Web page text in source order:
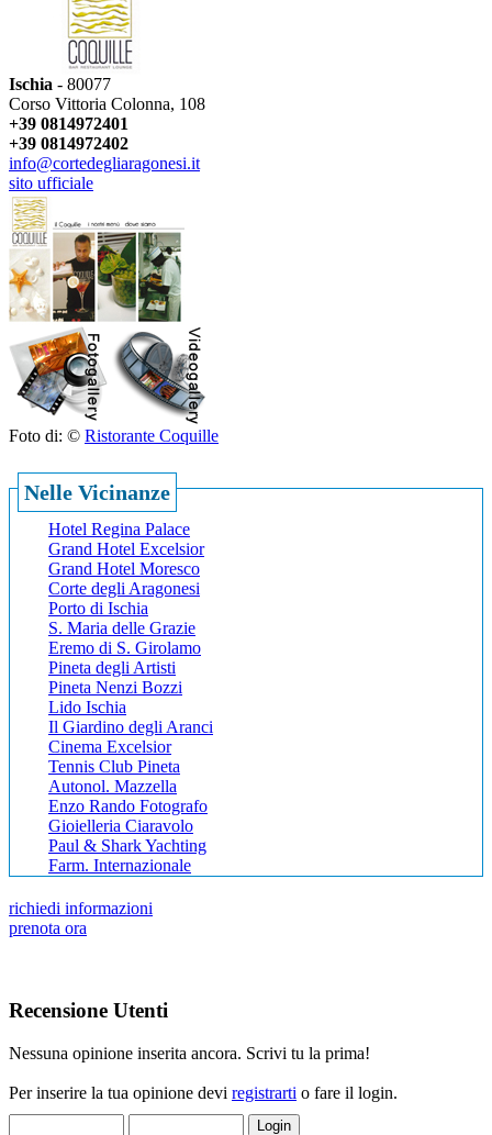
Ischia - 80077
Corso Vittoria Colonna, 108
+39 0814972401
+39 0814972402
info@cortedegliaragonesi.it
sito ufficiale
Foto di: © Ristorante Coquille
Nelle Vicinanze
Hotel Regina Palace
Grand Hotel Excelsior
Grand Hotel Moresco
Corte degli Aragonesi
Porto di Ischia
S. Maria delle Grazie
Eremo di S. Girolamo
Pineta degli Artisti
Pineta Nenzi Bozzi
Lido Ischia
Il Giardino degli Aranci
Cinema Excelsior
Tennis Club Pineta
Autonol. Mazzella
Enzo Rando Fotografo
Gioielleria Ciaravolo
Paul & Shark Yachting
Farm. Internazionale
richiedi informazioni
prenota ora
Recensione Utenti
Nessuna opinione inserita ancora. Scrivi tu la prima!
Per inserire la tua opinione devi registrarti o fare il login.